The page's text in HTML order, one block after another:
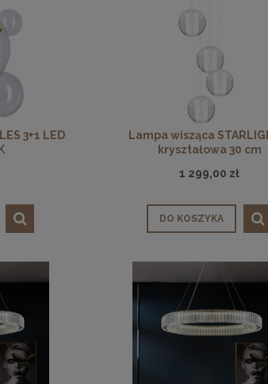
3+1 LED
Lampa wisząca
kryształowa 30 cm
1 299,00 zł
DO KOSZYKA